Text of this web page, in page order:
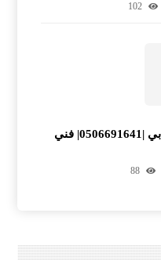
102
شركة تركيب سيراميك في دبي |0506691641| فني
88